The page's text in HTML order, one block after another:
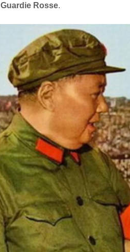
Guardie Rosse.